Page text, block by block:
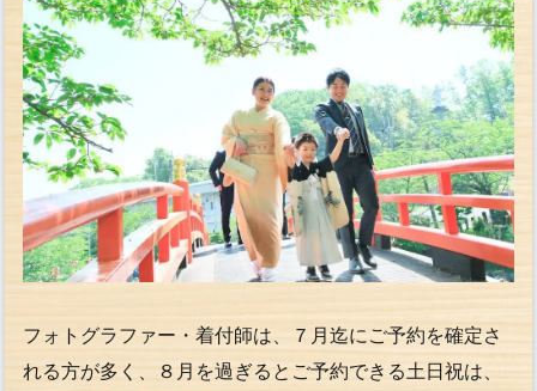
フォトグラファー・着付師は、７月迄にご予約を確定さ
れる方が多く、８月を過ぎるとご予約できる土日祝は、